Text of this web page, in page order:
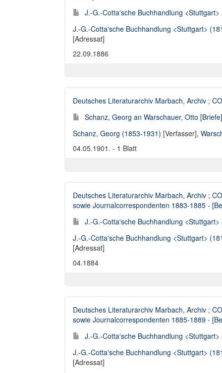
J.-G.-Cotta'sche Buchhandlung
J.-G.-Cotta'sche Buchhandlung <Stuttgart>
[Adressat]
22.09.1886
Deutsches Literaturarchiv Marbach, Archiv ;
Schanz, Georg an Warschauer, Otto [Briefe]
Schanz, Georg (1853-1931) [Verfasser],
04.05.1901. - 1 Blatt
Deutsches Literaturarchiv Marbach, Archiv ;
sowie Journalcorrespondenten 1883-1885 -
J.-G.-Cotta'sche Buchhandlung
J.-G.-Cotta'sche Buchhandlung <Stuttgart>
[Adressat]
04.1884
Deutsches Literaturarchiv Marbach, Archiv ;
sowie Journalcorrespondenten 1885-1889 -
J.-G.-Cotta'sche Buchhandlung
J.-G.-Cotta'sche Buchhandlung <Stuttgart>
[Adressat]